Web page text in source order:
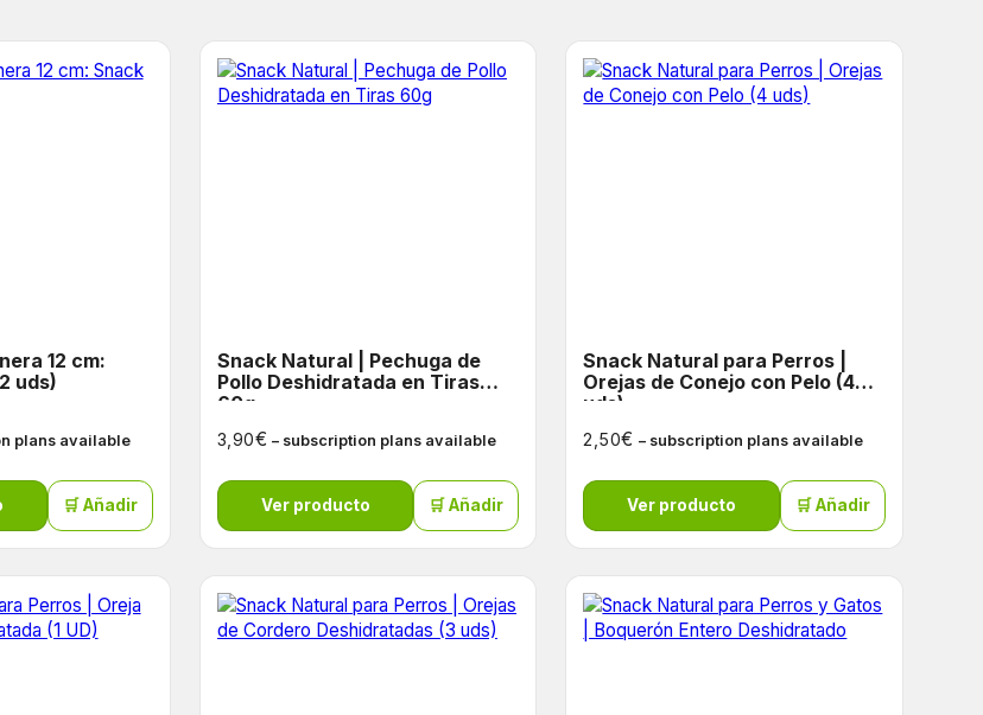
12 cm:
uds)
plans available
🛒 Añadir
Snack Natural | Pechuga de
Pollo Deshidratada en Tiras
60g
3,90€ – subscription plans available
Ver producto 🛒 Añadir
Snack Natural para Perros |
Orejas de Conejo con Pelo (4
uds)
2,50€ – subscription plans available
Ver producto 🛒 Añadir